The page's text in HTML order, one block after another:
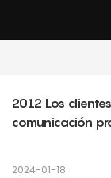
2012 Los
comunicación
2024-01-18